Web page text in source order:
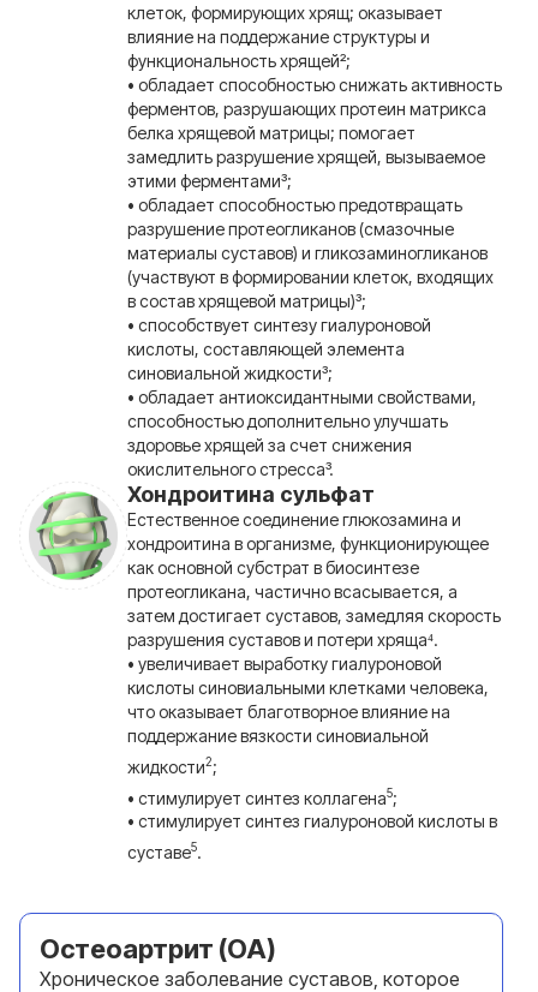
клеток, формирующих хрящ; оказывает
влияние на поддержание структуры и
функциональность хрящей²;
• обладает способностью снижать активность
ферментов, разрушающих протеин матрикса
белка хрящевой матрицы; помогает
замедлить разрушение хрящей, вызываемое
этими ферментами³;
• обладает способностью предотвращать
разрушение протеогликанов (смазочные
материалы суставов) и гликозаминогликанов
(участвуют в формировании клеток, входящих
в состав хрящевой матрицы)³;
• способствует синтезу гиалуроновой
кислоты, составляющей элемента
синовиальной жидкости³;
• обладает антиоксидантными свойствами,
способностью дополнительно улучшать
здоровье хрящей за счет снижения
окислительного стресса³.
Хондроитина сульфат
Естественное соединение глюкозамина и
хондроитина в организме, функционирующее
как основной субстрат в биосинтезе
протеогликана, частично всасывается, а
затем достигает суставов, замедляя скорость
разрушения суставов и потери хряща⁴.
• увеличивает выработку гиалуроновой
кислоты синовиальными клетками человека,
что оказывает благотворное влияние на
поддержание вязкости синовиальной
жидкости2;
• стимулирует синтез коллагена5;
• стимулирует синтез гиалуроновой кислоты в
суставе5.
Остеоартрит (ОА)
Хроническое заболевание суставов, которое